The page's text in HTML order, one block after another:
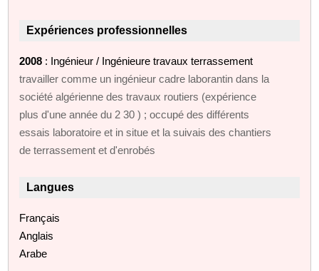
Expériences professionnelles
2008 : Ingénieur / Ingénieure travaux terrassement
travailler comme un ingénieur cadre laborantin dans la
société algérienne des travaux routiers (expérience
plus d'une année du 2 30 ) ; occupé des différents
essais laboratoire et in situe et la suivais des chantiers
de terrassement et d'enrobés
Langues
Français
Anglais
Arabe